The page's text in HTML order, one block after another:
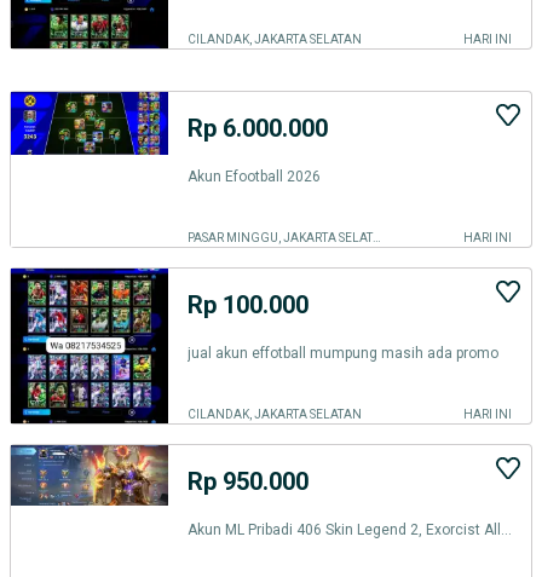
CILANDAK, JAKARTA SELATAN HARI INI
Rp 6.000.000
Akun Efootball 2026
PASAR MINGGU, JAKARTA SELATAN HARI INI
Rp 100.000
jual akun effotball mumpung masih ada promo
CILANDAK, JAKARTA SELATAN HARI INI
Rp 950.000